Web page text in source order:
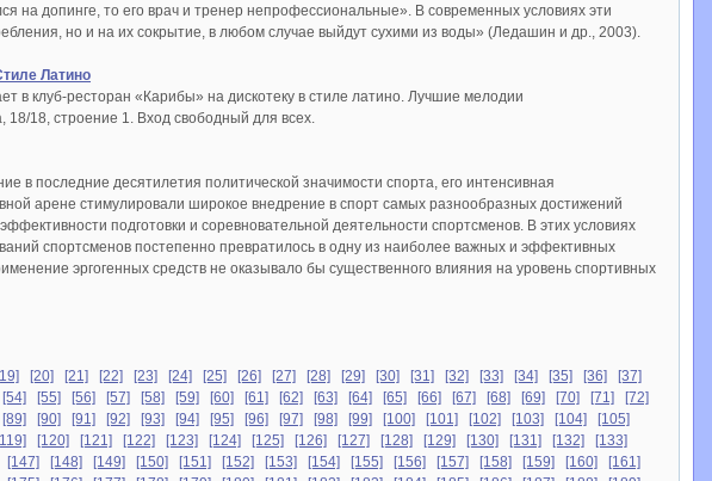
на допинге, то его врач и тренер непрофессиональные». В современных условиях эти
но и на их сокрытие, в любом случае выйдут сухими из воды» (Ледашин и др., 2003).
Латино
в клуб-ресторан «Карибы» на дискотеку в стиле латино. Лучшие мелодии
18/18, строение 1. Вход свободный для всех.
в последние десятилетия политической значимости спорта, его интенсивная
арене стимулировали широкое внедрение в спорт самых разнообразных достижений
подготовки и соревновательной деятельности спортсменов. В этих условиях
спортсменов постепенно превратилось в одну из наиболее важных и эффективных
эргогенных средств не оказывало бы существенного влияния на уровень спортивных
[20] [21] [22] [23] [24] [25] [26] [27] [28] [29] [30] [31] [32] [33] [34] [35] [36]
[37]
[54] [55] [56] [57] [58] [59] [60] [61] [62] [63] [64] [65] [66] [67] [68] [69] [70] [71]
[72]
[89] [90] [91] [92] [93] [94] [95] [96] [97] [98] [99] [100] [101] [102] [103] [104]
[105]
[120] [121] [122] [123] [124] [125] [126] [127] [128] [129] [130] [131] [132]
[133]
[147] [148] [149] [150] [151] [152] [153] [154] [155] [156] [157] [158] [159] [160]
[161]